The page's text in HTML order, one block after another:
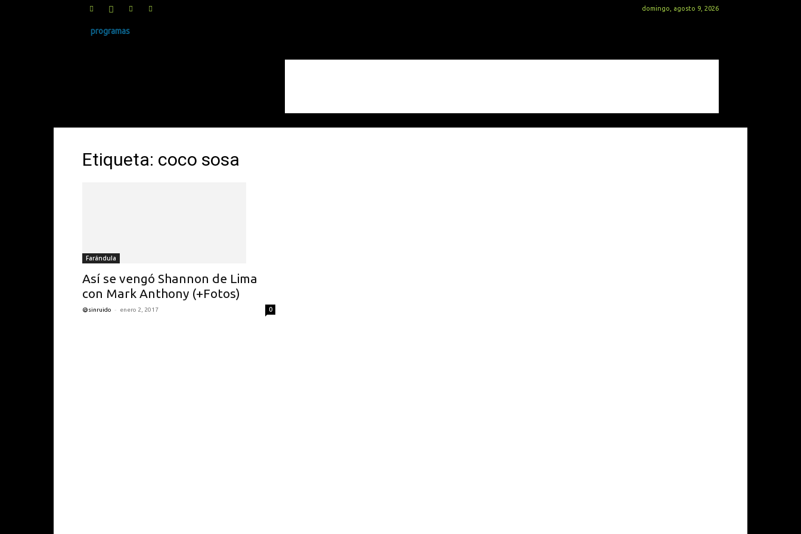
domingo, agosto 9, 2026
programas
Etiqueta: coco sosa
Farándula
Así se vengó Shannon de Lima
con Mark Anthony (+Fotos)
@sinruido - enero 2, 2017 0